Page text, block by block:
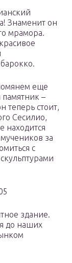
Знаменит он
мрамора.
еще
–
теперь стоит,
Сесилио,
находится
за
с
здание.
до наших